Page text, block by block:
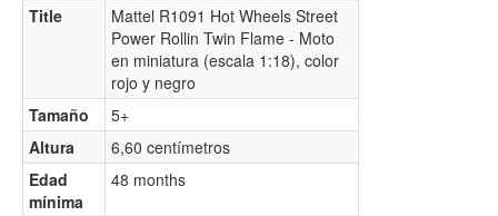
Title
Mattel R1091 Hot Wheels Street
Power Rollin Twin Flame - Moto
en miniatura (escala 1:18), color
rojo y negro
Tamaño
5+
Altura
6,60 centímetros
Edad
mínima
48 months